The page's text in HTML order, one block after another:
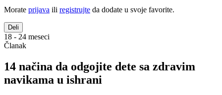
Morate prijava ili registrujte da dodate u svoje favorite.
Deli
18 - 24 meseci
Članak
14 načina da odgojite dete sa zdravim
navikama u ishrani